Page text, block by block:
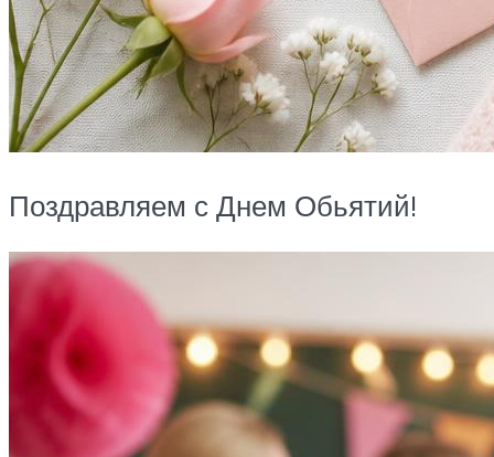
Поздравляем с Днем Обьятий!